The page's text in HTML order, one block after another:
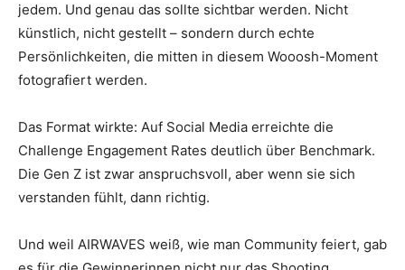
jedem. Und genau das sollte sichtbar werden. Nicht
künstlich, nicht gestellt – sondern durch echte
Persönlichkeiten, die mitten in diesem Wooosh-Moment
fotografiert werden.
Das Format wirkte: Auf Social Media erreichte die
Challenge Engagement Rates deutlich über Benchmark.
Die Gen Z ist zwar anspruchsvoll, aber wenn sie sich
verstanden fühlt, dann richtig.
Und weil AIRWAVES weiß, wie man Community feiert, gab